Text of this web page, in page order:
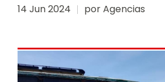
14 Jun 2024 porAgencias